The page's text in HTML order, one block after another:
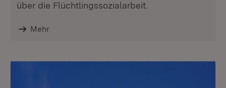
über die Flüchtlingssozialarbeit.
Mehr